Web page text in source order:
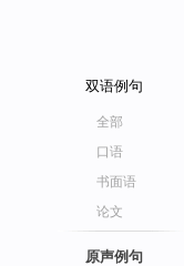
双语例句
全部
口语
书面语
论文
原声例句